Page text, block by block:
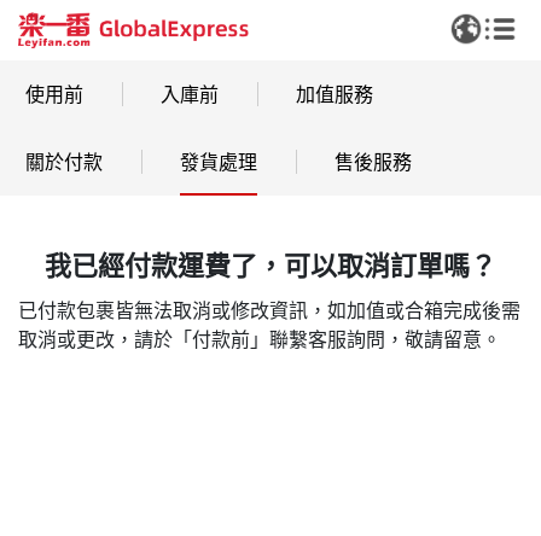
使用前 入庫前 加值服務
關於付款 發貨處理 售後服務
我已經付款運費了，可以取消訂單嗎？
已付款包裹皆無法取消或修改資訊，如加值或合箱完成後需
取消或更改，請於「付款前」聯繫客服詢問，敬請留意。